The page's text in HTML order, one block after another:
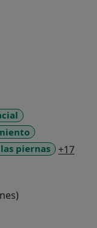
de la
mi pasión,
continua
ofrecer a mis
con los
a las
piernas +17